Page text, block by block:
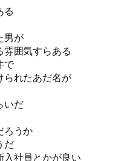
る
男が
囲気すらある
で
られたあだ名が
いだ
ろうか
だ
社員とかが良い